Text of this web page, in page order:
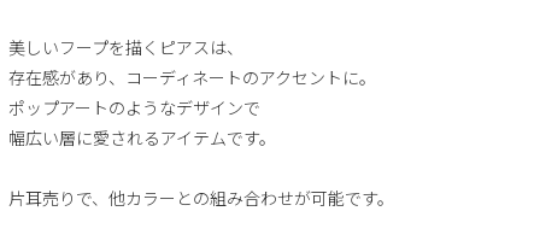
美しいフープを描くピアスは、
存在感があり、コーディネートのアクセントに。
ポップアートのようなデザインで
幅広い層に愛されるアイテムです。
片耳売りで、他カラーとの組み合わせが可能です。